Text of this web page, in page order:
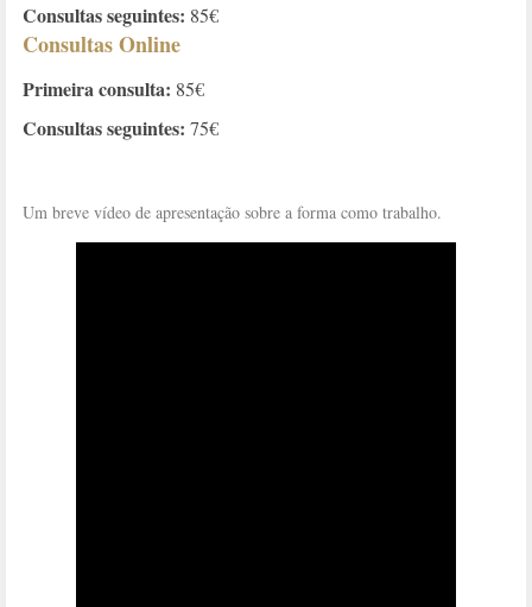
Consultas seguintes: 85€
Consultas Online
Primeira consulta: 85€
Consultas seguintes: 75€
Um breve vídeo de apresentação sobre a forma como trabalho.